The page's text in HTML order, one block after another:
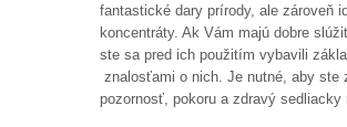
fantastické dary prírody, ale zároveň
koncentráty. Ak Vám majú dobre
ste sa pred ich použitím vybavili
znalosťami o nich. Je nutné, aby ste
pozornosť, pokoru a zdravý sedliacky